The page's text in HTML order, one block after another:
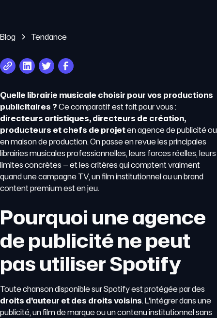
Blog Tendance
Quelle librairie musicale choisir pour vos productions
publicitaires ?Ce comparatif est fait pour vous :
directeurs artistiques, directeurs de création,
producteurs et chefs de projeten agence de publicité ou
en maison de production. On passe en revue les principales
librairies musicales professionnelles, leurs forces réelles, leurs
limites concrètes — et les critères qui comptent vraiment
quand une campagne TV, un film institutionnel ou un brand
content premium est en jeu.
Pourquoi une agence
de publicité ne peut
pas utiliser Spotify
Toute chanson disponible sur Spotify est protégée par des
droits d'auteur et des droits voisins. L'intégrer dans une
publicité, un film de marque ou un contenu institutionnel sans